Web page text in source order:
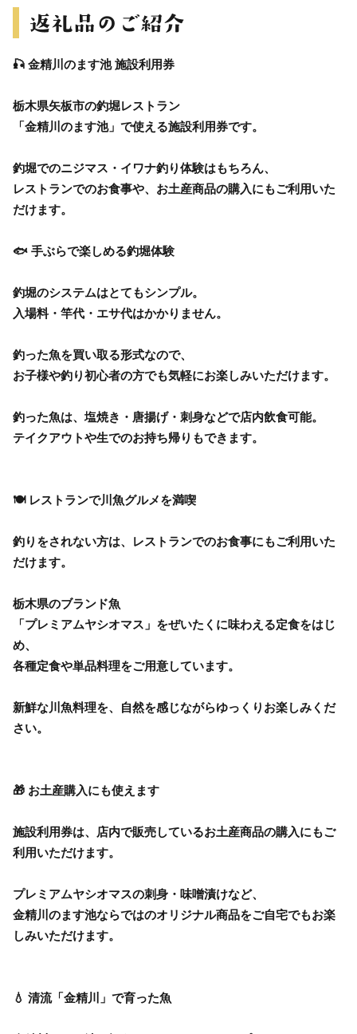
🎣 金精川のます池 施設利用券
栃木県矢板市の釣堀レストラン
「金精川のます池」で使える施設利用券です。
釣堀でのニジマス・イワナ釣り体験はもちろん、
レストランでのお食事や、お土産商品の購入にもご利用いた
だけます。
🐟 手ぶらで楽しめる釣堀体験
釣堀のシステムはとてもシンプル。
入場料・竿代・エサ代はかかりません。
釣った魚を買い取る形式なので、
お子様や釣り初心者の方でも気軽にお楽しみいただけます。
釣った魚は、塩焼き・唐揚げ・刺身などで店内飲食可能。
テイクアウトや生でのお持ち帰りもできます。
🍽 レストランで川魚グルメを満喫
釣りをされない方は、レストランでのお食事にもご利用いた
だけます。
栃木県のブランド魚
「プレミアムヤシオマス」をぜいたくに味わえる定食をはじ
め、
各種定食や単品料理をご用意しています。
新鮮な川魚料理を、自然を感じながらゆっくりお楽しみくだ
さい。
🎁 お土産購入にも使えます
施設利用券は、店内で販売しているお土産商品の購入にもご
利用いただけます。
プレミアムヤシオマスの刺身・味噌漬けなど、
金精川のます池ならではのオリジナル商品をご自宅でもお楽
しみいただけます。
💧 清流「金精川」で育った魚